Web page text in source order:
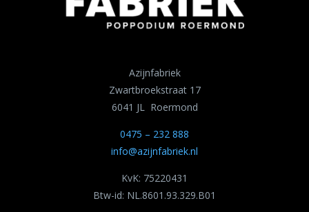
Azijnfabriek
Zwartbroekstraat 17
6041 JL Roermond
0475 – 232 888
info@azijnfabriek.nl
KvK: 75220431
Btw-id: NL.8601.93.329.B01